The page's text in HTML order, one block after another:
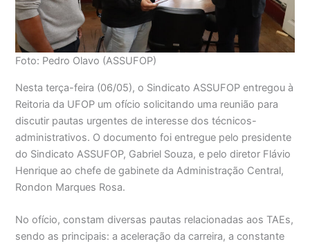
Foto: Pedro Olavo (ASSUFOP)
Nesta terça-feira (06/05), o Sindicato ASSUFOP entregou à
Reitoria da UFOP um ofício solicitando uma reunião para
discutir pautas urgentes de interesse dos técnicos-
administrativos. O documento foi entregue pelo presidente
do Sindicato ASSUFOP, Gabriel Souza, e pelo diretor Flávio
Henrique ao chefe de gabinete da Administração Central,
Rondon Marques Rosa.
No ofício, constam diversas pautas relacionadas aos TAEs,
sendo as principais: a aceleração da carreira, a constante